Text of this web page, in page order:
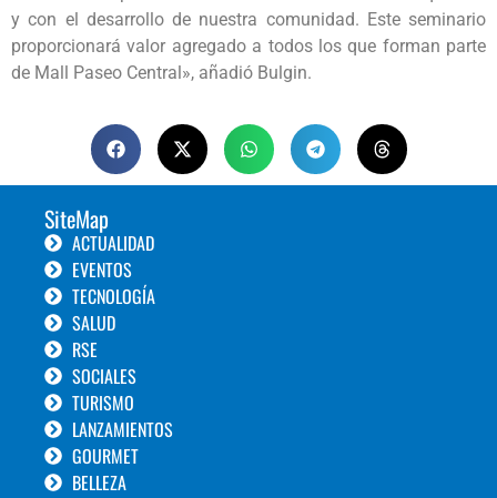
y con el desarrollo de nuestra comunidad. Este seminario
proporcionará valor agregado a todos los que forman parte
de Mall Paseo Central», añadió Bulgin.
SiteMap
ACTUALIDAD
EVENTOS
TECNOLOGÍA
SALUD
RSE
SOCIALES
TURISMO
LANZAMIENTOS
GOURMET
BELLEZA